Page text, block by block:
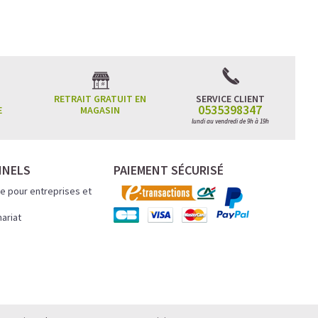
RETRAIT GRATUIT EN
MAGASIN
SERVICE CLIENT
0535398347
lundi au vendredi de 9h à 19h
pour entreprises et
PAIEMENT SÉCURISÉ